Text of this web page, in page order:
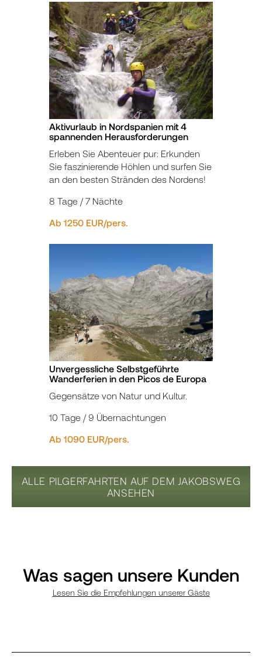
Aktivurlaub in Nordspanien mit 4
spannenden Herausforderungen
Erleben Sie Abenteuer pur: Erkunden
Sie faszinierende Höhlen und surfen Sie
an den besten Stränden des Nordens!
8 Tage / 7 Nächte
Ab 1250 EUR/pers.
Unvergessliche Selbstgeführte
Wanderferien in den Picos de Europa
Gegensätze von Natur und Kultur.
10 Tage / 9 Übernachtungen
Ab 1090 EUR/pers.
ALLE PILGERFAHRTEN AUF DEM JAKOBSWEG
ANSEHEN
Was sagen unsere Kunden
Lesen Sie die Empfehlungen unserer Gäste